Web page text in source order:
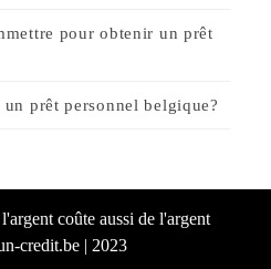
pour obtenir un prêt
prêt personnel belgique?